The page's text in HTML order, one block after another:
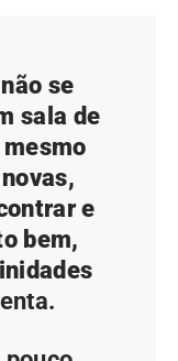
se
sala de
e
bem,